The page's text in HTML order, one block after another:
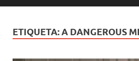
ETIQUETA:A DANGEROUS